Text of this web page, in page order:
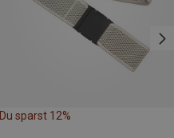
Du sparst 12%